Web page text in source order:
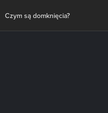
Szkolenia
Czym są domknięcia?